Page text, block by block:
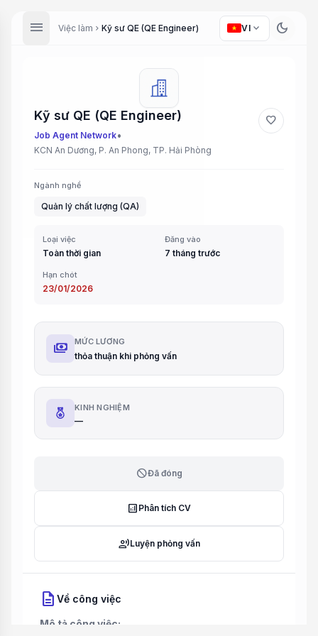
menu Việc làm chevron_right Kỹ sư QE (QE Engineer) VI expand_more dark_mode
Kỹ sư QE (QE Engineer)
Job Agent Network•
KCN An Dương, P. An Phong, TP. Hải Phòng
favorite
Ngành nghề
Quản lý chất lượng (QA)
Loại việc
Toàn thời gian
Đăng vào
7 tháng trước
Hạn chót
23/01/2026
payments MỨC LƯƠNG
thỏa thuận khi phỏng vấn
KINH NGHIỆM
—
blockĐã đóng
analytics Phân tích CV
record_voice_overLuyện phỏng vấn
description Về công việc
Mô tả công việc: